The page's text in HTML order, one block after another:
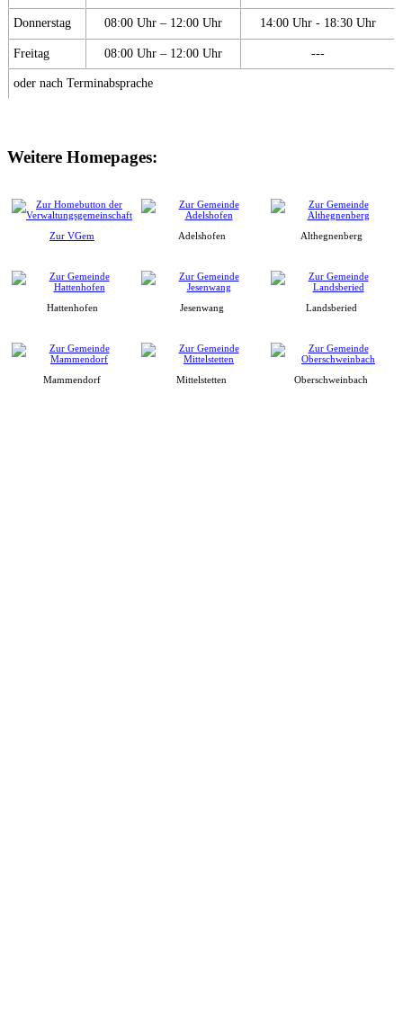
Donnerstag 08:00 Uhr – 12:00 Uhr 14:00 Uhr - 18:30 Uhr
Freitag 08:00 Uhr – 12:00 Uhr ---
oder nach Terminabsprache
Weitere Homepages:
Zur VGem Adelshofen Althegnenberg
Hattenhofen Jesenwang Landsberied
Mammendorf Mittelstetten Oberschweinbach